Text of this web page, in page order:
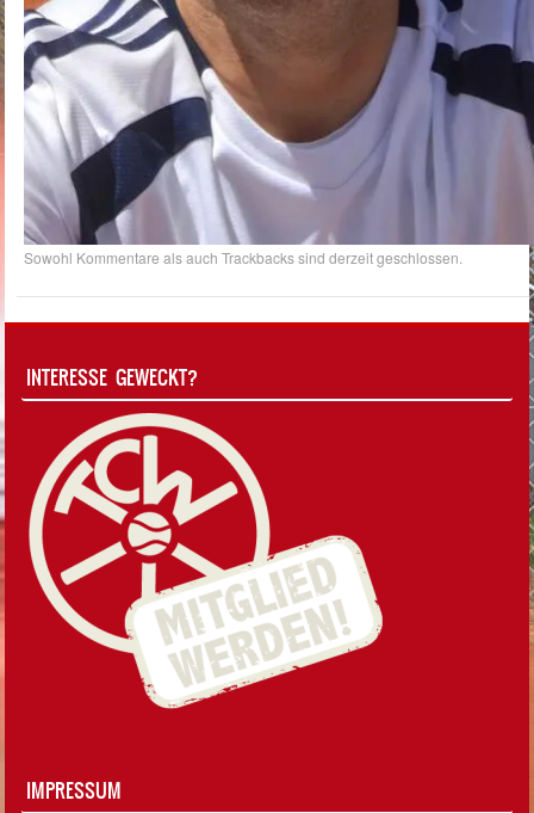
Sowohl Kommentare als auch Trackbacks sind derzeit geschlossen.
INTERESSE GEWECKT?
IMPRESSUM